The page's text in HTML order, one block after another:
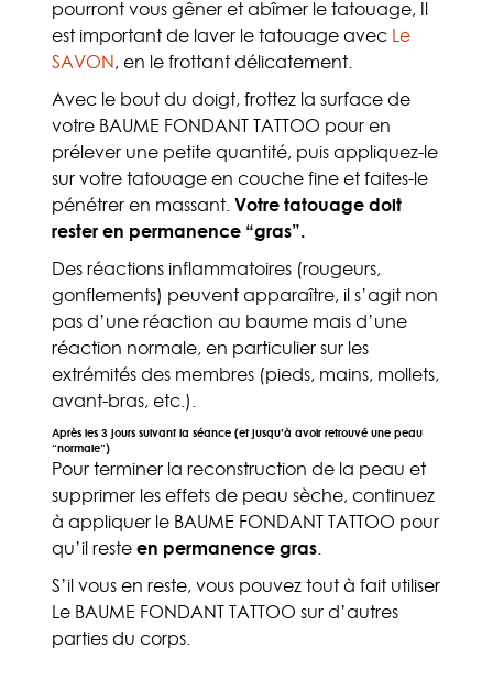
pourront vous gêner et abîmer le tatouage, Il
est important de laver le tatouage avec Le
SAVON, en le frottant délicatement.
Avec le bout du doigt, frottez la surface de
votre BAUME FONDANT TATTOO pour en
prélever une petite quantité, puis appliquez-le
sur votre tatouage en couche fine et faites-le
pénétrer en massant. Votre tatouage doit
rester en permanence “gras”.
Des réactions inflammatoires (rougeurs,
gonflements) peuvent apparaître, il s’agit non
pas d’une réaction au baume mais d’une
réaction normale, en particulier sur les
extrémités des membres (pieds, mains, mollets,
avant-bras, etc.).
Après les 3 jours suivant la séance (et jusqu’à avoir retrouvé une peau
“normale”)
Pour terminer la reconstruction de la peau et
supprimer les effets de peau sèche, continuez
à appliquer le BAUME FONDANT TATTOO pour
qu’il reste en permanence gras.
S’il vous en reste, vous pouvez tout à fait utiliser
Le BAUME FONDANT TATTOO sur d’autres
parties du corps.